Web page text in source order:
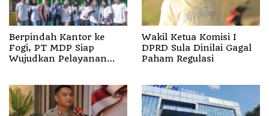
Berpindah Kantor ke
Fogi, PT MDP Siap
Wujudkan Pelayanan
Wakil Ketua Komisi I
DPRD Sula Dinilai Gagal
Paham Regulasi